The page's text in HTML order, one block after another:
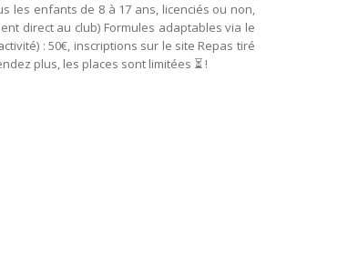
les enfants de 8 à 17 ans, licenciés ou non,
direct au club) Formules adaptables via le
: 50€, inscriptions sur le site Repas tiré
plus, les places sont limitées ⏳ !